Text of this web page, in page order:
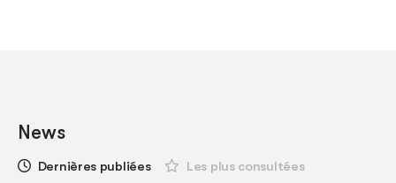
News
Dernières publiées Les plus consultées